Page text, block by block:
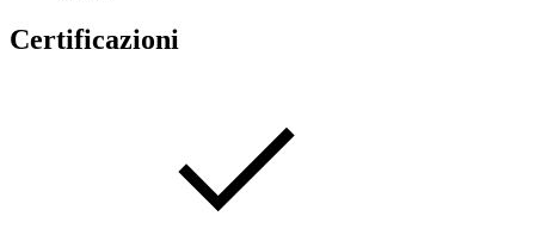
Certificazioni